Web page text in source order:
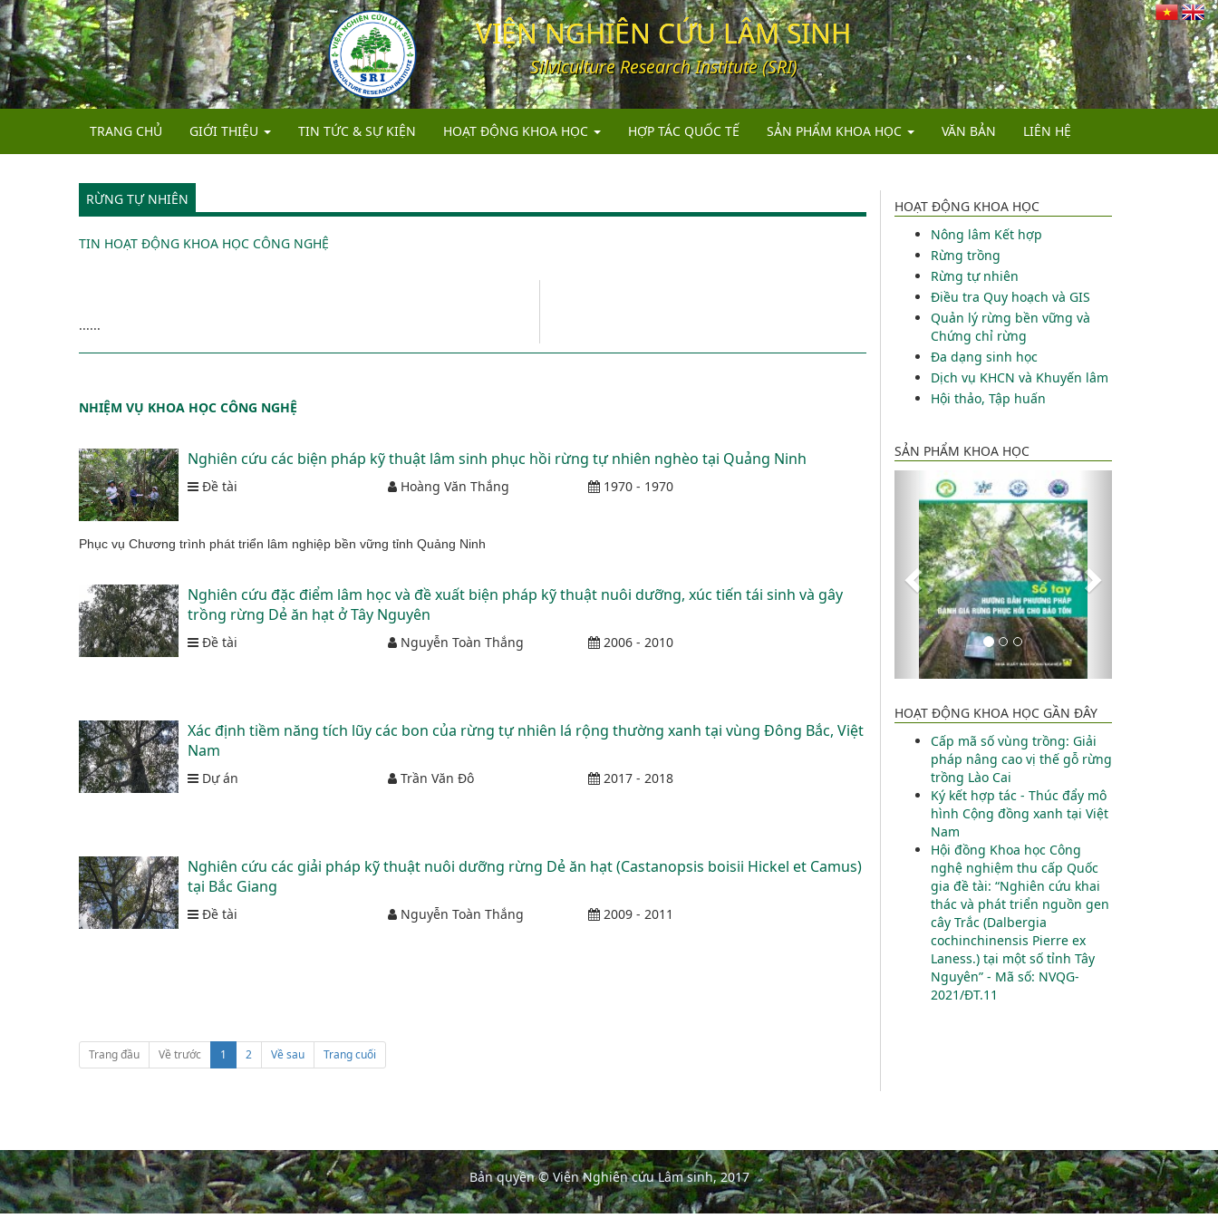
VIỆN NGHIÊN CỨU LÂM SINH
Silviculture Research Institute (SRI)
TRANG CHỦ GIỚI THIỆU
CƠ CẤU TỔ CHỨC VÀ NHÂN SỰ
TIN TỨC & SỰ KIỆN HOẠT ĐỘNG KHOA HỌC HỢP TÁC QUỐC TẾ SẢN PHẨM KHOA HỌC
TIÊU CHUẨN, HDKT, QTKT
GIỐNG VÀ TIẾN BỘ KỸ THUẬT
VĂN BẢN LIÊN HỆ
RỪNG TỰ NHIÊN
TIN HOẠT ĐỘNG KHOA HỌC CÔNG NGHỆ
......
NHIỆM VỤ KHOA HỌC CÔNG NGHỆ
Nghiên cứu các biện pháp kỹ thuật lâm sinh phục hồi rừng tự nhiên nghèo tại Quảng Ninh
Đề tài Hoàng Văn Thắng 1970 - 1970
Phục vụ Chương trình phát triển lâm nghiệp bền vững tỉnh Quảng Ninh
Nghiên cứu đặc điểm lâm học và đề xuất biện pháp kỹ thuật nuôi dưỡng, xúc tiến tái sinh và gây
trồng rừng Dẻ ăn hạt ở Tây Nguyên
Đề tài Nguyễn Toàn Thắng 2006 - 2010
Xác định tiềm năng tích lũy các bon của rừng tự nhiên lá rộng thường xanh tại vùng Đông Bắc, Việt
Nam
Dự án Trần Văn Đô 2017 - 2018
Nghiên cứu các giải pháp kỹ thuật nuôi dưỡng rừng Dẻ ăn hạt (Castanopsis boisii Hickel et Camus)
tại Bắc Giang
Đề tài Nguyễn Toàn Thắng 2009 - 2011
Trang đầu Về trước 1 2 Về sau Trang cuối
HOẠT ĐỘNG KHOA HỌC
Nông lâm Kết hợp
Rừng trồng
Rừng tự nhiên
Điều tra Quy hoạch và GIS
Quản lý rừng bền vững và
Chứng chỉ rừng
Đa dạng sinh học
Dịch vụ KHCN và Khuyến lâm
Hội thảo, Tập huấn
SẢN PHẨM KHOA HỌC
trước
HOẠT ĐỘNG KHOA HỌC GẦN ĐÂY
Cấp mã số vùng trồng: Giải
pháp nâng cao vị thế gỗ rừng
trồng Lào Cai
Ký kết hợp tác - Thúc đẩy mô
hình Cộng đồng xanh tại Việt
Nam
Hội đồng Khoa học Công
nghệ nghiệm thu cấp Quốc
gia đề tài: “Nghiên cứu khai
thác và phát triển nguồn gen
cây Trắc (Dalbergia
cochinchinensis Pierre ex
Laness.) tại một số tỉnh Tây
Nguyên” - Mã số: NVQG-
2021/ĐT.11
Bản quyền © Viện Nghiên cứu Lâm sinh, 2017